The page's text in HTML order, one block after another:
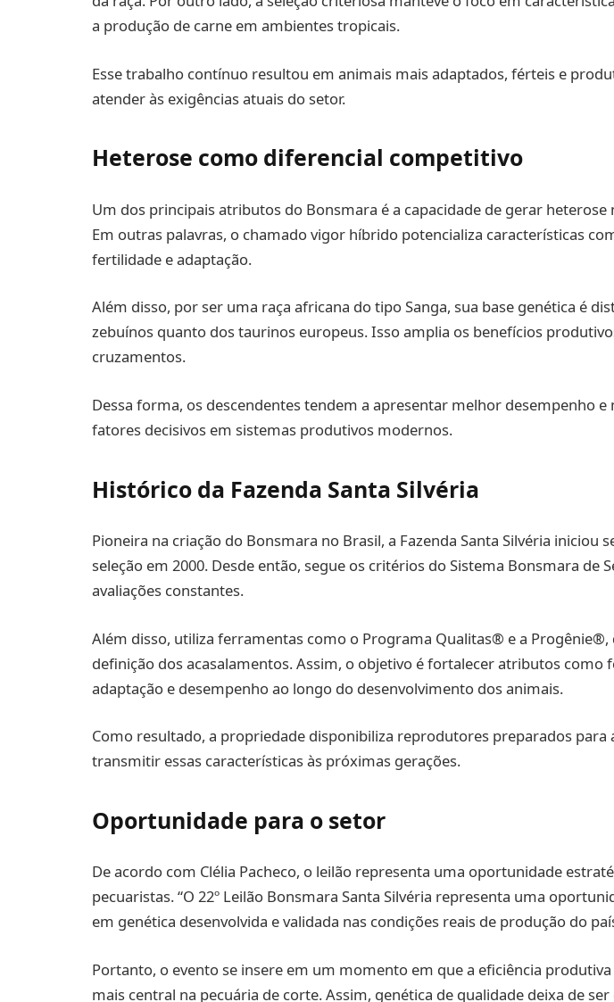
a produção de carne em ambientes tropicais.
Esse trabalho contínuo resultou em animais mais adaptados, férteis e
atender às exigências atuais do setor.
Heterose como diferencial competitivo
Um dos principais atributos do Bonsmara é a capacidade de gerar heterose
Em outras palavras, o chamado vigor híbrido potencializa características
fertilidade e adaptação.
Além disso, por ser uma raça africana do tipo Sanga, sua base genética é
zebuínos quanto dos taurinos europeus. Isso amplia os benefícios
cruzamentos.
Dessa forma, os descendentes tendem a apresentar melhor desempenho e
fatores decisivos em sistemas produtivos modernos.
Histórico da Fazenda Santa Silvéria
Pioneira na criação do Bonsmara no Brasil, a Fazenda Santa Silvéria iniciou
seleção em 2000. Desde então, segue os critérios do Sistema Bonsmara de
avaliações constantes.
Além disso, utiliza ferramentas como o Programa Qualitas® e a Progênie®,
definição dos acasalamentos. Assim, o objetivo é fortalecer atributos como
adaptação e desempenho ao longo do desenvolvimento dos animais.
Como resultado, a propriedade disponibiliza reprodutores preparados para
transmitir essas características às próximas gerações.
Oportunidade para o setor
De acordo com Clélia Pacheco, o leilão representa uma oportunidade
pecuaristas. “O 22º Leilão Bonsmara Santa Silvéria representa uma
em genética desenvolvida e validada nas condições reais de produção do
Portanto, o evento se insere em um momento em que a eficiência produtiva
mais central na pecuária de corte. Assim, genética de qualidade deixa de